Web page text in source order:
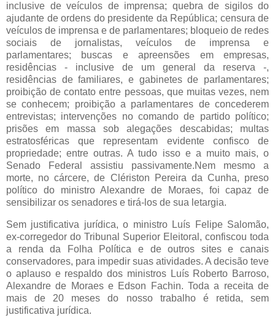
inclusive de veículos de imprensa; quebra de sigilos do
ajudante de ordens do presidente da República; censura de
veículos de imprensa e de parlamentares; bloqueio de redes
sociais de jornalistas, veículos de imprensa e
parlamentares; buscas e apreensões em empresas,
residências - inclusive de um general da reserva -,
residências de familiares, e gabinetes de parlamentares;
proibição de contato entre pessoas, que muitas vezes, nem
se conhecem; proibição a parlamentares de concederem
entrevistas; intervenções no comando de partido político;
prisões em massa sob alegações descabidas; multas
estratosféricas que representam evidente confisco de
propriedade; entre outras. A tudo isso e a muito mais, o
Senado Federal assistiu passivamente.Nem mesmo a
morte, no cárcere, de Clériston Pereira da Cunha, preso
político do ministro Alexandre de Moraes, foi capaz de
sensibilizar os senadores e tirá-los de sua letargia.
Sem justificativa jurídica, o ministro Luís Felipe Salomão,
ex-corregedor do Tribunal Superior Eleitoral, confiscou toda
a renda da Folha Política e de outros sites e canais
conservadores, para impedir suas atividades. A decisão teve
o aplauso e respaldo dos ministros Luís Roberto Barroso,
Alexandre de Moraes e Edson Fachin. Toda a receita de
mais de 20 meses do nosso trabalho é retida, sem
justificativa jurídica.